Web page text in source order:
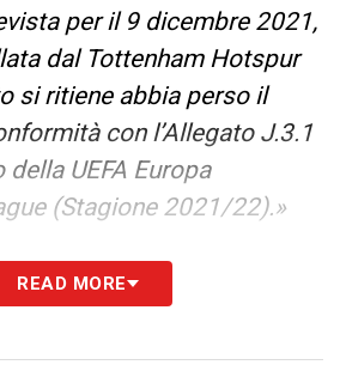
per il 9 dicembre 2021,
dal Tottenham Hotspur
si ritiene abbia perso il
con l’Allegato J.3.1
UEFA Europa
(Stagione 2021/22).»
NOSTRE TOP NEWS
READ MORE